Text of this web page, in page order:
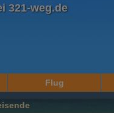
321-weg.de
Flug